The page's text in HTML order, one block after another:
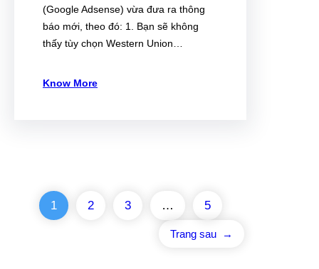
(Google Adsense) vừa đưa ra thông
báo mới, theo đó: 1. Bạn sẽ không
thấy tùy chọn Western Union…
Know More
1 2 3 … 5
Trang sau →